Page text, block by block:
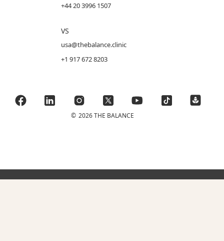
+44 20 3996 1507
VS
usa@thebalance.clinic
+1 917 672 8203
© 2026 THE BALANCE